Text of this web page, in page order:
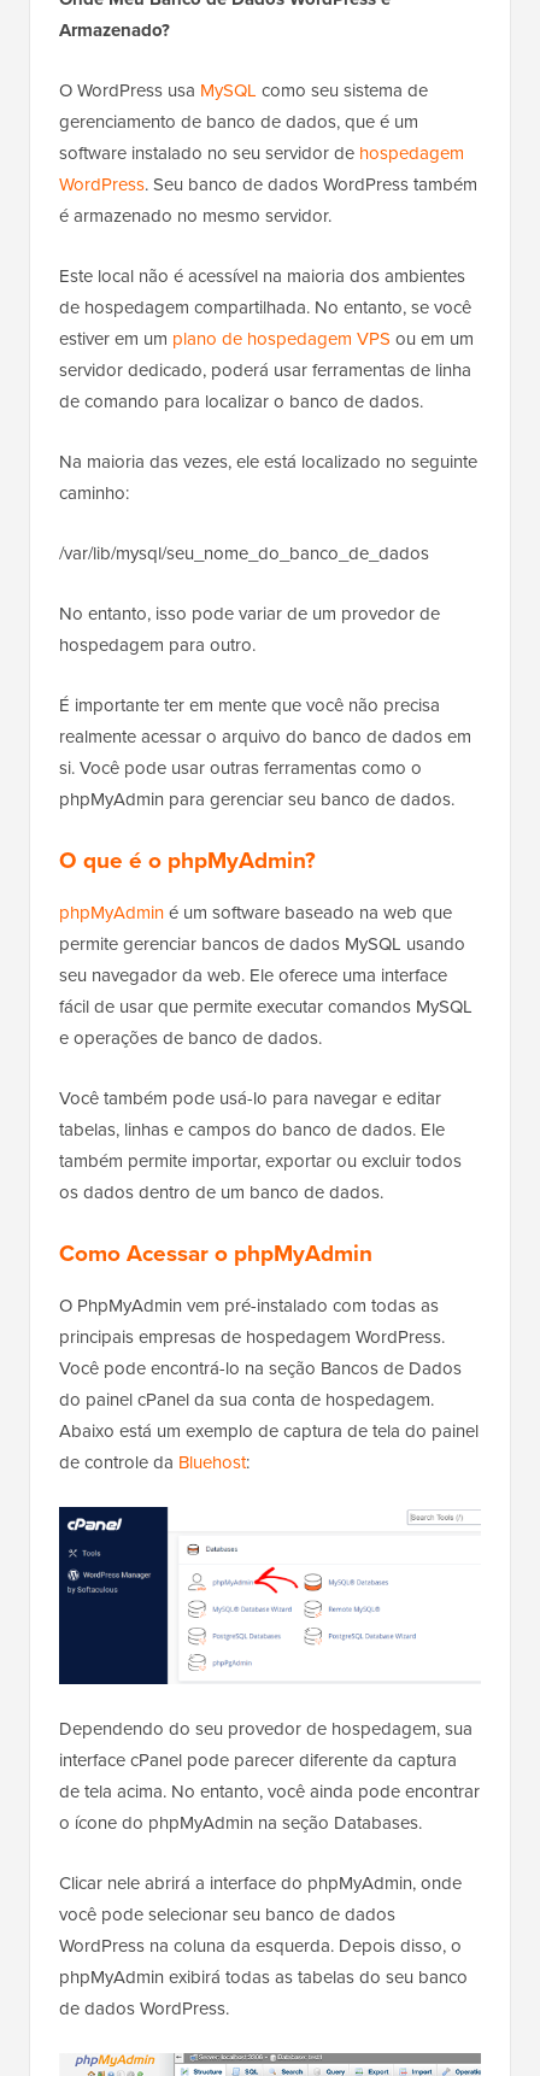
Armazenado?
O WordPress usa MySQL como seu sistema de
gerenciamento de banco de dados, que é um
software instalado no seu servidor de hospedagem
WordPress. Seu banco de dados WordPress também
é armazenado no mesmo servidor.
Este local não é acessível na maioria dos ambientes
de hospedagem compartilhada. No entanto, se você
estiver em um plano de hospedagem VPS ou em um
servidor dedicado, poderá usar ferramentas de linha
de comando para localizar o banco de dados.
Na maioria das vezes, ele está localizado no seguinte
caminho:
/var/lib/mysql/seu_nome_do_banco_de_dados
No entanto, isso pode variar de um provedor de
hospedagem para outro.
É importante ter em mente que você não precisa
realmente acessar o arquivo do banco de dados em
si. Você pode usar outras ferramentas como o
phpMyAdmin para gerenciar seu banco de dados.
O que é o phpMyAdmin?
phpMyAdminé um software baseado na web que
permite gerenciar bancos de dados MySQL usando
seu navegador da web. Ele oferece uma interface
fácil de usar que permite executar comandos MySQL
e operações de banco de dados.
Você também pode usá-lo para navegar e editar
tabelas, linhas e campos do banco de dados. Ele
também permite importar, exportar ou excluir todos
os dados dentro de um banco de dados.
Como Acessar o phpMyAdmin
O PhpMyAdmin vem pré-instalado com todas as
principais empresas de hospedagem WordPress.
Você pode encontrá-lo na seção Bancos de Dados
do painel cPanel da sua conta de hospedagem.
Abaixo está um exemplo de captura de tela do painel
de controle da Bluehost:
Dependendo do seu provedor de hospedagem, sua
interface cPanel pode parecer diferente da captura
de tela acima. No entanto, você ainda pode encontrar
o ícone do phpMyAdmin na seção Databases.
Clicar nele abrirá a interface do phpMyAdmin, onde
você pode selecionar seu banco de dados
WordPress na coluna da esquerda. Depois disso, o
phpMyAdmin exibirá todas as tabelas do seu banco
de dados WordPress.